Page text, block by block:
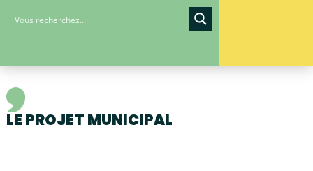
LE PROJET MUNICIPAL